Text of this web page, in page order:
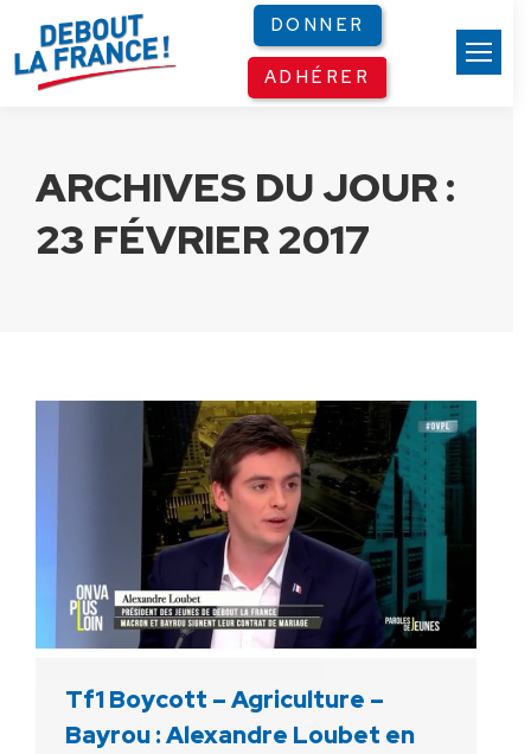
DONNER
ADHÉRER
ARCHIVES DU JOUR :
23 FÉVRIER 2017
Tf1 Boycott – Agriculture –
Bayrou : Alexandre Loubet en
Panneau de gestion des cookies